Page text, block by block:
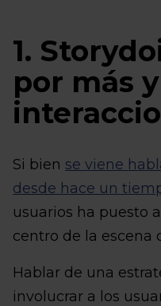
1.
por más
Si bien se viene
desde hace un
usuarios ha puesto
centro de la escena
Hablar de una
involucrar a los